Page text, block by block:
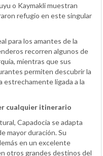
o Kaymakli muestran
refugio en este singular
para los amantes de la
recorren algunos de
mientras que sus
permiten descubrir la
estrechamente ligada a la
cualquier itinerario
Capadocia se adapta
mayor duración. Su
en un excelente
otros grandes destinos del